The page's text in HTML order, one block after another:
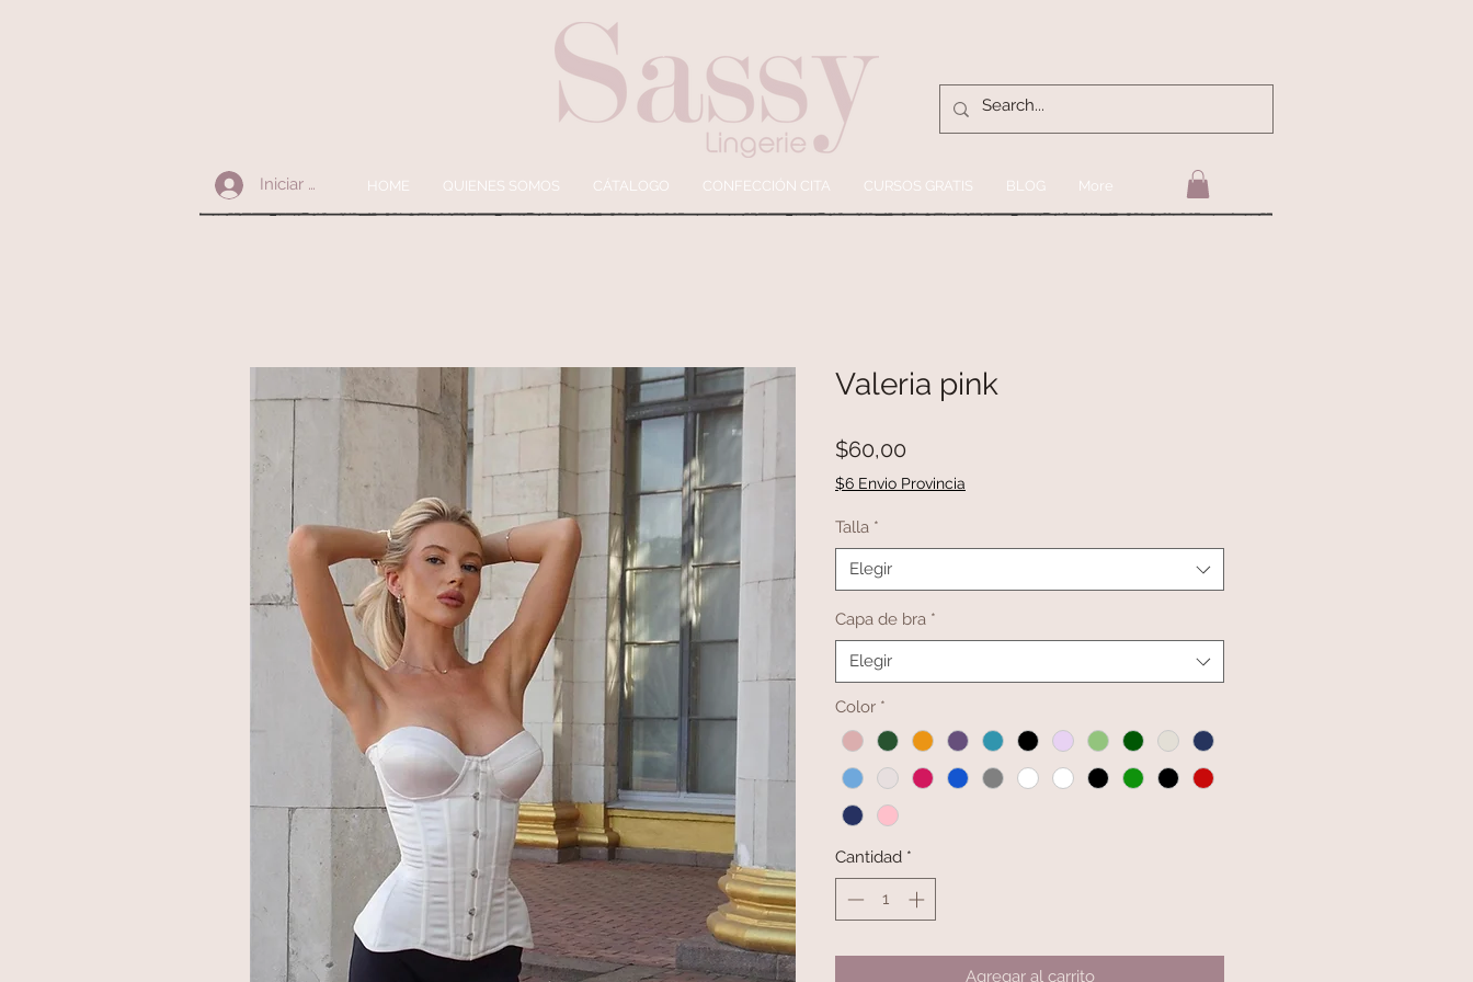
Iniciar sesión HOME QUIENES SOMOS CÁTALOGO CONFECCIÓN CITA CURSOS GRATIS BLOG More
Valeria pink
$60,00
$6 Envio Provincia
Talla *
Elegir
Capa de bra *
Elegir
Color *
Cantidad *
Agregar al carrito